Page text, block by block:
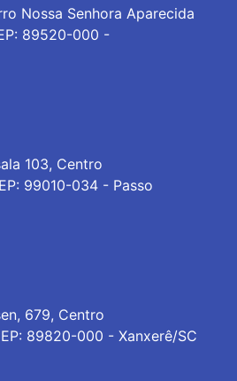
Nossa Senhora Aparecida
89520-000 -
103, Centro
99010-034 - Passo
679, Centro
89820-000 - Xanxerê/SC